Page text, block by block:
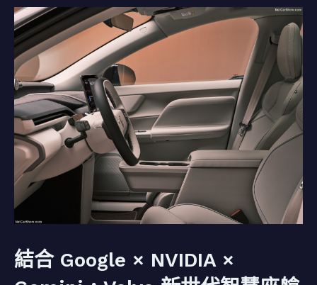
結合 Google × NVIDIA ×